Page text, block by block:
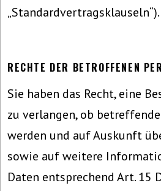
„Standardvertragsklauseln“).
RECHTE DER BETROFFENEN
Sie haben das Recht, eine
zu verlangen, ob
werden und auf Auskunft
sowie auf weitere
Daten entsprechend Art. 15